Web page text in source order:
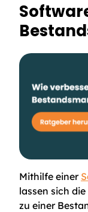
Mithilfe einer
lassen sich
zu einer